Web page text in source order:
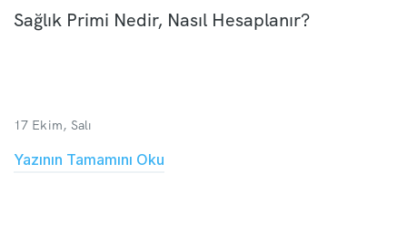
Sağlık Primi Nedir, Nasıl Hesaplanır?
17 Ekim, Salı
Yazının Tamamını Oku